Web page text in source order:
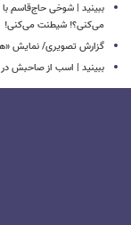
ببینید | شوخی حاج‌قاسم با
می‌کنی؟! شیطنت می‌کنی!
گزارش تصویری/ نمایش
ببینید | اسب از صاحبش در